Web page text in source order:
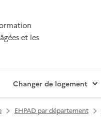
et les
Changer de logement
EHPAD par département